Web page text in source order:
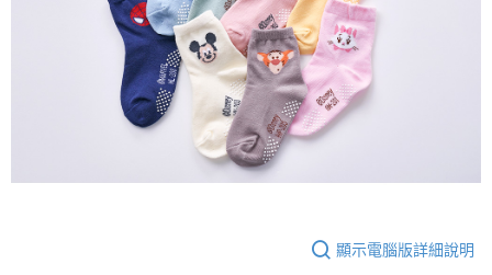
顯示電腦版詳細說明